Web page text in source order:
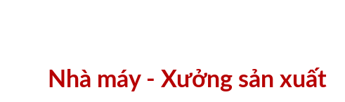
Nhà máy - Xưởng sản xuất